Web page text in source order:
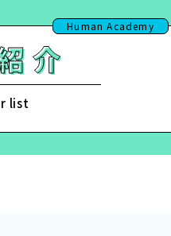
Human Academy
list